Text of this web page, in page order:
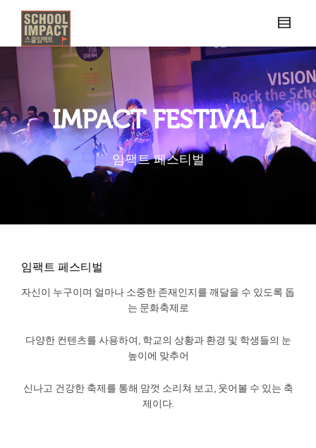
IMPACT FESTIVAL
임팩트 페스티벌
임팩트 페스티벌
자신이 누구이며 얼마나 소중한 존재인지를 깨달을 수 있도록 돕
는 문화축제로
다양한 컨텐츠를 사용하여, 학교의 상황과 환경 및 학생들의 눈
높이에 맞추어
신나고 건강한 축제를 통해 맘껏 소리쳐 보고, 웃어볼 수 있는 축
제이다.